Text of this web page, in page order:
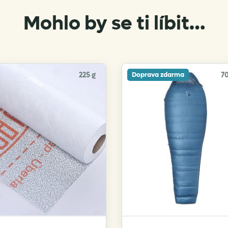
Mohlo by se ti líbit…
225 g Doprava zdarma